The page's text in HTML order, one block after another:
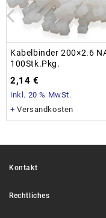
Kabelbinder 200×2.6
100Stk.Pkg.
2,14 €
inkl. 20 % MwSt.
+Versandkosten
Kontakt
Rechtliches